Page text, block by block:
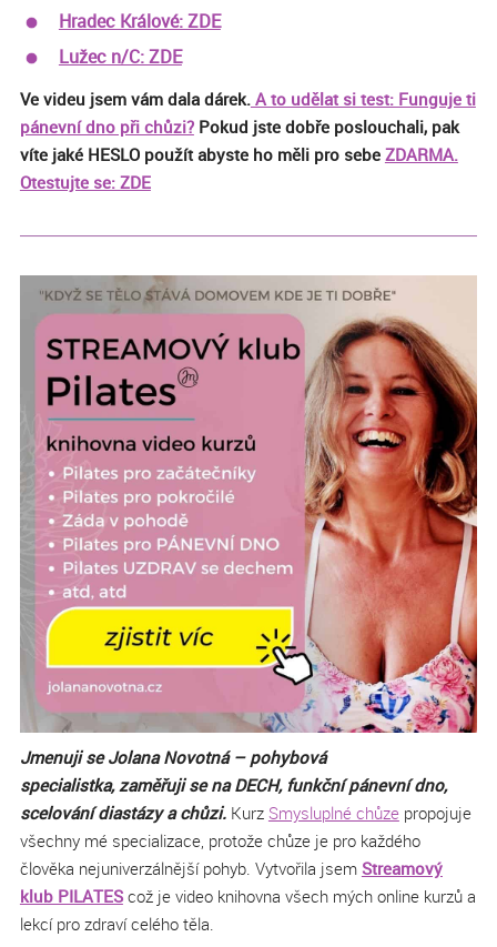
Hradec Králové: ZDE
Lužec n/C: ZDE
Ve videu jsem vám dala dárek.A to udělat si test: Funguje ti
pánevní dno při chůzi?Pokud jste dobře poslouchali, pak
víte jaké HESLO použít abyste ho měli pro sebe ZDARMA.
Otestujte se: ZDE
Jmenuji se Jolana Novotná – pohybová
specialistka, zaměřuji se na DECH, funkční pánevní dno,
scelování diastázy a chůzi.Kurz Smysluplné chůzepropojuje
všechny mé specializace, protože chůze je pro každého
člověka nejuniverzálnější pohyb. Vytvořila jsem Streamový
klub PILATEScož je video knihovna všech mých online kurzů a
lekcí pro zdraví celého těla.